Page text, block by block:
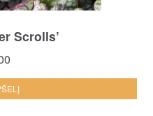
Scrolls’